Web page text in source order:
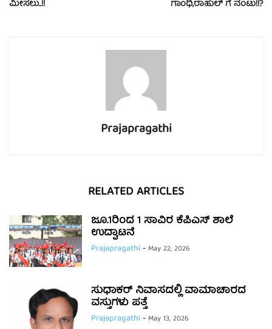
ಮೀಸಲು..!! ಗಾಂಧಿ,ರಾಹುಲ್ ಗೆ ನಂಟು!!?
Prajapragathi
RELATED ARTICLES
ಜೂ.1ರಿಂದ 1 ಸಾವಿರ ಕೆಪಿಎಸ್ ಶಾಲೆ
ಉದ್ಘಾಟನೆ
Prajapragathi- May 22, 2026
ಸುಧಾಕರ್ ನಿವಾಸದಲ್ಲಿ ವಾಮಾಚಾರದ
ವಸ್ತುಗಳು ಪತ್ತೆ
Prajapragathi- May 13, 2026